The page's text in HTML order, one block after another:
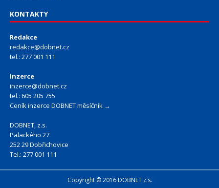
KONTAKTY
Redakce
redakce@dobnet.cz
tel.: 277 001 111
Inzerce
inzerce@dobnet.cz
tel.: 605 205 755
Ceník inzerce DOBNET měsíčník →
DOBNET, z.s.
Palackého 27
252 29 Dobřichovice
Tel.: 277 001 111
Copyright © 2016 DOBNET z.s.